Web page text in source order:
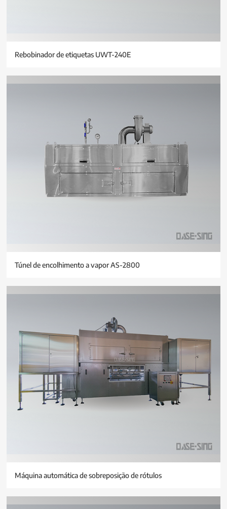
Rebobinador de etiquetas UWT-240E
Túnel de encolhimento a vapor AS-2800
Máquina automática de sobreposição de rótulos